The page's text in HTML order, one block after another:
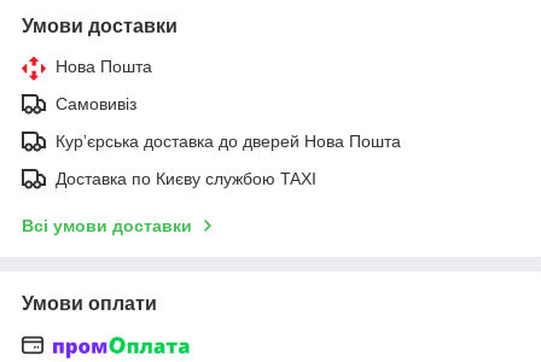
Умови доставки
Нова Пошта
Самовивіз
Курʼєрська доставка до дверей Нова Пошта
Доставка по Києву службою TAXI
Всі умови доставки
Умови оплати